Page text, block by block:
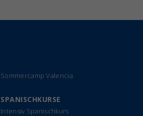
Sommercamp Valencia
SPANISCHKURSE
Intensiv Spanischkurs